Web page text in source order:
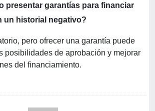
presentar garantías para financiar
un historial negativo?
pero ofrecer una garantía puede
posibilidades de aprobación y mejorar
del financiamiento.